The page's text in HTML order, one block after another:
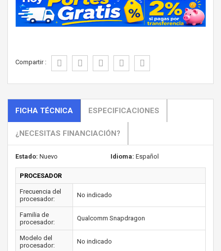
Compartir :
FICHA TÉCNICA ESPECIFICACIONES
¿NECESITAS FINANCIACIÓN?
Estado: Nuevo Idioma: Español
PROCESADOR
Frecuencia del
procesador:
No indicado
Familia de
procesador:
Qualcomm Snapdragon
Modelo del
procesador:
No indicado